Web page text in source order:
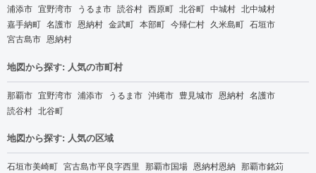
浦添市 宜野湾市 うるま市 読谷村 西原町 北谷町 中城村 北中城村
嘉手納町 名護市 恩納村 金武町 本部町 今帰仁村 久米島町 石垣市
宮古島市 恩納村
地図から探す: 人気の市町村
那覇市 宜野湾市 浦添市 うるま市 沖縄市 豊見城市 恩納村 名護市
読谷村 北谷町
地図から探す: 人気の区域
石垣市美崎町 宮古島市平良字西里 那覇市国場 恩納村恩納 那覇市銘苅